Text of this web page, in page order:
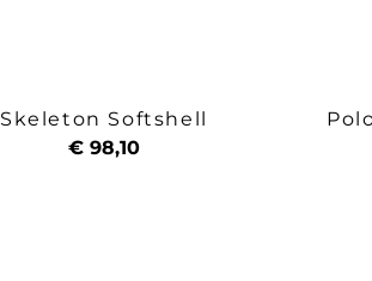
Skeleton Softshell
€ 98,10